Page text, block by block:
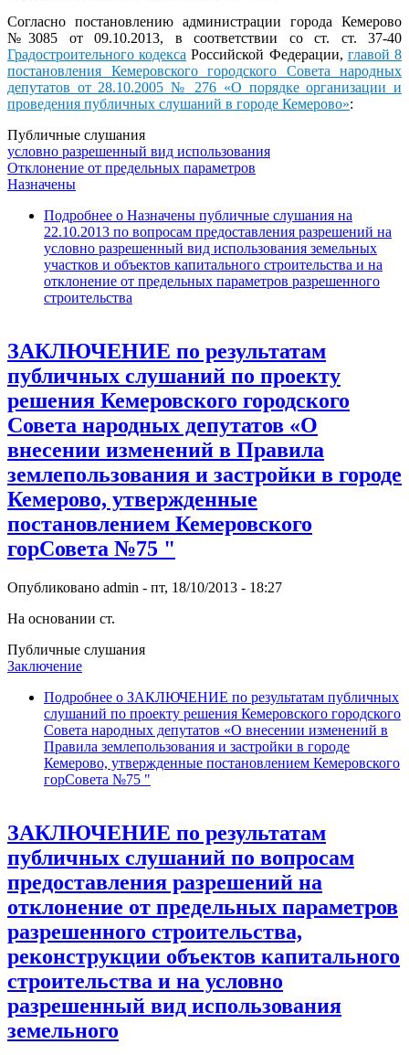
Согласно постановлению администрации города Кемерово
№3085 от 09.10.2013, в соответствии со ст. ст. 37-40
Градостроительного кодекса Российской Федерации, главой 8
постановления Кемеровского городского Совета народных
депутатов от 28.10.2005 № 276 «О порядке организации и
проведения публичных слушаний в городе Кемерово»:
Публичные слушания
условно разрешенный вид использования
Отклонение от предельных параметров
Назначены
Подробнее о Назначены публичные слушания на
22.10.2013 по вопросам предоставления разрешений на
условно разрешенный вид использования земельных
участков и объектов капитального строительства и на
отклонение от предельных параметров разрешенного
строительства
ЗАКЛЮЧЕНИЕ по результатам
публичных слушаний по проекту
решения Кемеровского городского
Совета народных депутатов «О
внесении изменений в Правила
землепользования и застройки в городе
Кемерово, утвержденные
постановлением Кемеровского
горСовета №75 "
Опубликовано admin - пт, 18/10/2013 - 18:27
На основании ст.
Публичные слушания
Заключение
Подробнее о ЗАКЛЮЧЕНИЕ по результатам публичных
слушаний по проекту решения Кемеровского городского
Совета народных депутатов «О внесении изменений в
Правила землепользования и застройки в городе
Кемерово, утвержденные постановлением Кемеровского
горСовета №75 "
ЗАКЛЮЧЕНИЕ по результатам
публичных слушаний по вопросам
предоставления разрешений на
отклонение от предельных параметров
разрешенного строительства,
реконструкции объектов капитального
строительства и на условно
разрешенный вид использования
земельного